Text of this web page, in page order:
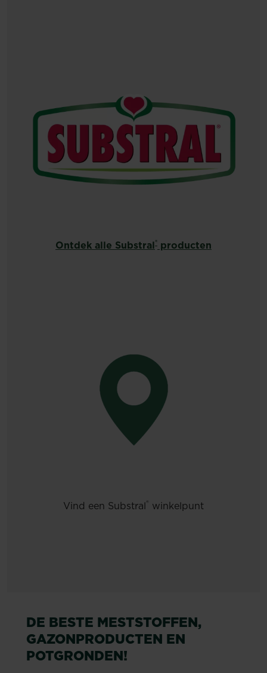
Ontdek alle Substral® producten
Vind een Substral® winkelpunt
DE BESTE MESTSTOFFEN,
GAZONPRODUCTEN EN
POTGRONDEN!